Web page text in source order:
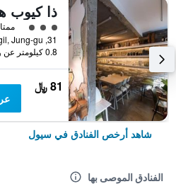
تقييم فئة 3ممتاز
0.8 كيلومتر عن وسط المدينة
81 ﷼
شاهد أرخص الفنادق في سيول
الفنادق الموصى بها